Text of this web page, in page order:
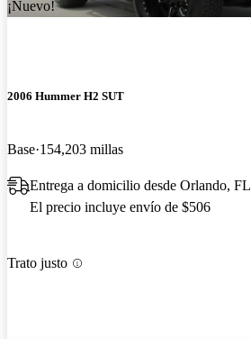
¡Nuevo!
2006 Hummer H2 SUT
Base 154,203 millas
Entrega a domicilio desde Orlando, FL
El precio incluye envío de $506
Trato justo